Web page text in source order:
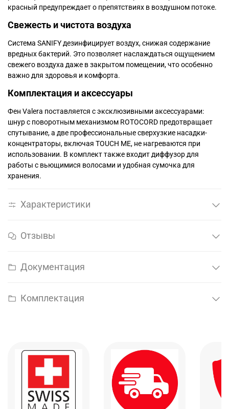
красный предупреждает о препятствиях в воздушном потоке.
Свежесть и чистота воздуха
Система SANIFY дезинфицирует воздух, снижая содержание
вредных бактерий. Это позволяет наслаждаться ощущением
свежего воздуха даже в закрытом помещении, что особенно
важно для здоровья и комфорта.
Комплектация и аксессуары
Фен Valera поставляется с эксклюзивными аксессуарами:
шнур с поворотным механизмом ROTOCORD предотвращает
спутывание, а две профессиональные сверхузкие насадки-
концентраторы, включая TOUCH ME, не нагреваются при
использовании. В комплект также входит диффузор для
работы с вьющимися волосами и удобная сумочка для
хранения.
Характеристики
Отзывы
Документация
Комплектация